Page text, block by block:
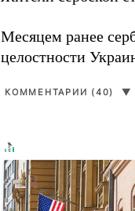
Месяцем ранее
целостности
КОММЕНТАРИИ (40) ▼